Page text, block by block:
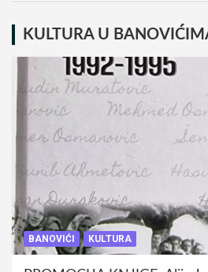
KULTURA U
BANOVIĆI KULTURA